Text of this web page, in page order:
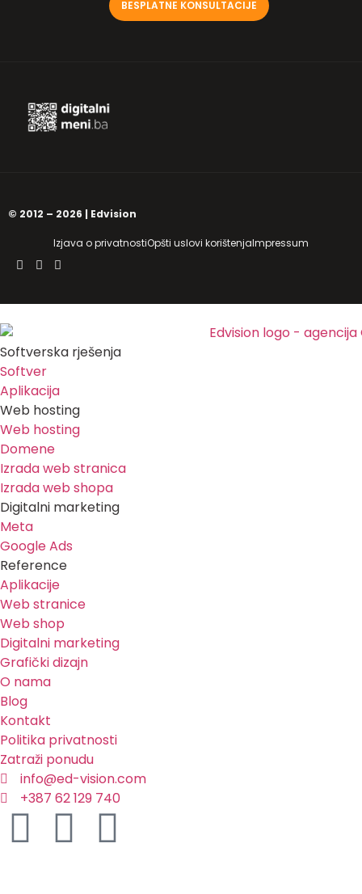
BESPLATNE KONSULTACIJE
© 2012 – 2026 | Edvision
Izjava o privatnostiOpšti uslovi korištenjaImpressum
Softverska rješenja
Softver
Aplikacija
Web hosting
Web hosting
Domene
Izrada web stranica
Izrada web shopa
Digitalni marketing
Meta
Google Ads
Reference
Aplikacije
Web stranice
Web shop
Digitalni marketing
Grafički dizajn
O nama
Blog
Kontakt
Politika privatnosti
Zatraži ponudu
info@ed-vision.com
+387 62 129 740